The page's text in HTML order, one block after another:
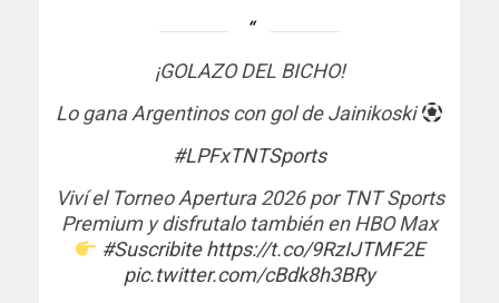
¡GOLAZO DEL BICHO!
Lo gana Argentinos con gol de Jainikoski
#LPFxTNTSports
Viví el Torneo Apertura 2026 por TNT Sports
Premium y disfrutalo también en HBO Max
#Suscribite https://t.co/9RzIJTMF2E
pic.twitter.com/cBdk8h3BRy